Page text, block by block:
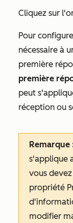
Cliquez sur
Pour
nécessaire à
première
première
peut
réception ou
Remarque
s'applique
vous
propriété
modifier